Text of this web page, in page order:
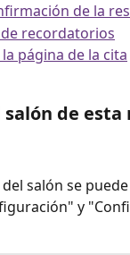
de la
recordatorios
página de la cita
de esta
salón se
y